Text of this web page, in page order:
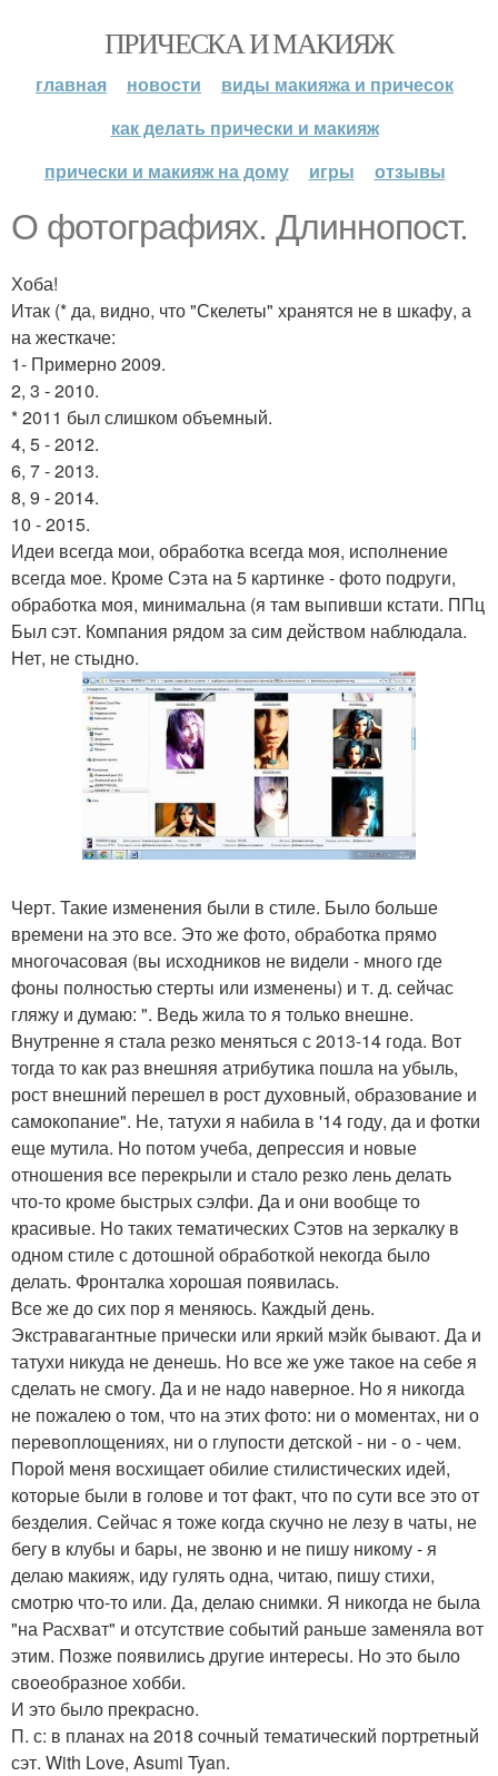
ПРИЧЕСКА И МАКИЯЖ
главная новости
виды макияжа и причесок
как делать прически и макияж
прически и макияж на дому
игры отзывы
О фотографиях. Длиннопост.
Хоба!
Итак (* да, видно, что "Скелеты" хранятся не в шкафу, а
на жесткаче:
1- Примерно 2009.
2, 3 - 2010.
* 2011 был слишком объемный.
4, 5 - 2012.
6, 7 - 2013.
8, 9 - 2014.
10 - 2015.
Идеи всегда мои, обработка всегда моя, исполнение
всегда мое. Кроме Сэта на 5 картинке - фото подруги,
обработка моя, минимальна (я там выпивши кстати. ППц
Был сэт. Компания рядом за сим действом наблюдала.
Нет, не стыдно.
Черт. Такие изменения были в стиле. Было больше
времени на это все. Это же фото, обработка прямо
многочасовая (вы исходников не видели - много где
фоны полностью стерты или изменены) и т. д. сейчас
гляжу и думаю: ". Ведь жила то я только внешне.
Внутренне я стала резко меняться с 2013-14 года. Вот
тогда то как раз внешняя атрибутика пошла на убыль,
рост внешний перешел в рост духовный, образование и
самокопание". Не, татухи я набила в '14 году, да и фотки
еще мутила. Но потом учеба, депрессия и новые
отношения все перекрыли и стало резко лень делать
что-то кроме быстрых сэлфи. Да и они вообще то
красивые. Но таких тематических Сэтов на зеркалку в
одном стиле с дотошной обработкой некогда было
делать. Фронталка хорошая появилась.
Все же до сих пор я меняюсь. Каждый день.
Экстравагантные прически или яркий мэйк бывают. Да и
татухи никуда не денешь. Но все же уже такое на себе я
сделать не смогу. Да и не надо наверное. Но я никогда
не пожалею о том, что на этих фото: ни о моментах, ни о
перевоплощениях, ни о глупости детской - ни - о - чем.
Порой меня восхищает обилие стилистических идей,
которые были в голове и тот факт, что по сути все это от
безделия. Сейчас я тоже когда скучно не лезу в чаты, не
бегу в клубы и бары, не звоню и не пишу никому - я
делаю макияж, иду гулять одна, читаю, пишу стихи,
смотрю что-то или. Да, делаю снимки. Я никогда не была
"на Расхват" и отсутствие событий раньше заменяла вот
этим. Позже появились другие интересы. Но это было
своеобразное хобби.
И это было прекрасно.
П. с: в планах на 2018 сочный тематический портретный
сэт. With Love, Asumi Tyan.